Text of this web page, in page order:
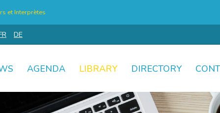
et Interprètes
DE
AGENDA LIBRARY DIRECTORY